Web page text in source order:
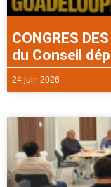
CONGRES
du Conseil
24 juin 2026